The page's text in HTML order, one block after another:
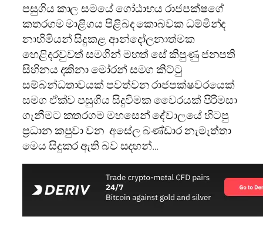
පසුගිය කාල සමය‌ේ ‌ග‌ෝඨාභය රාජපක්ෂග‌ේ
කතරගම මාළිගය පිළිබද කොබවක ධම්මින්ද
නාහිමියන් සිදුකළ ආන්ද‌ෝලනාත්මක
‌හ‌ෙළිදරවුවත් සමගින් මහත් ‌ස‌ේ කිපුණු ජනපති
සිහිනය දකිනා ම‌ෝරන් සමග කිට්ටු
සම්බන්ධතාවයක් පවත්වන රාජපක්ෂවරය‌ෙක්
සමග ඒක්ව පසුගිය සිදුවීමක ව‌ෛරයක් පිරිමසා
ගැනීමට කතරගම මහසෙන් දේවාලයේ හිටපු
ප්‍රධාන කපුවා වන අසේල බණ්ඩාර නැමැත්තා
ම‌ෙය සිදුකර ඇති බව සදහන්…